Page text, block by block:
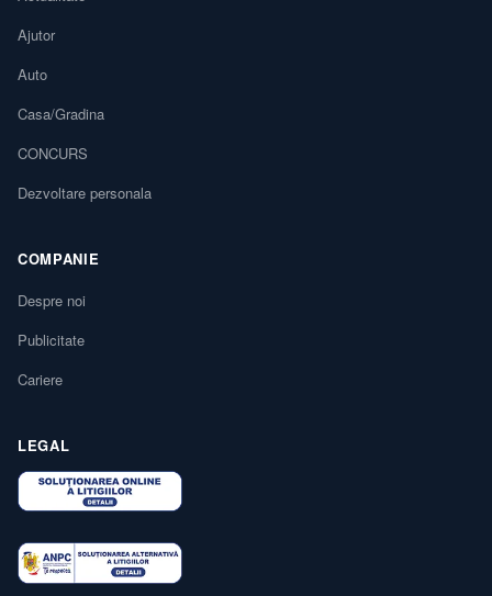
Ajutor
Auto
Casa/Gradina
CONCURS
Dezvoltare personala
COMPANIE
Despre noi
Publicitate
Cariere
LEGAL